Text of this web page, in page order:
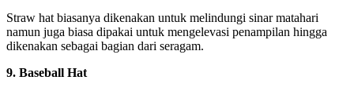
Straw hat biasanya dikenakan untuk melindungi sinar matahari
namun juga biasa dipakai untuk mengelevasi penampilan hingga
dikenakan sebagai bagian dari seragam.
9. Baseball Hat